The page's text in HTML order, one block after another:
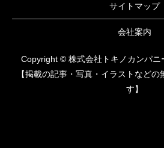
サイトマップ
会社案内
Copyright © 株式会社トキノカンパニ
【掲載の記事・写真・イラストなど
す】